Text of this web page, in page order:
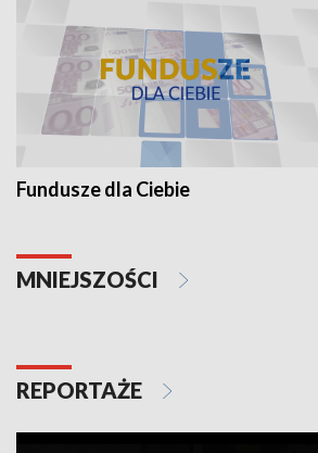
Fundusze dla Ciebie
MNIEJSZOŚCI
REPORTAŻE